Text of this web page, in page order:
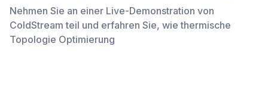
Nehmen Sie an einer Live-Demonstration von
ColdStream teil und erfahren Sie, wie thermische
Topologie Optimierung